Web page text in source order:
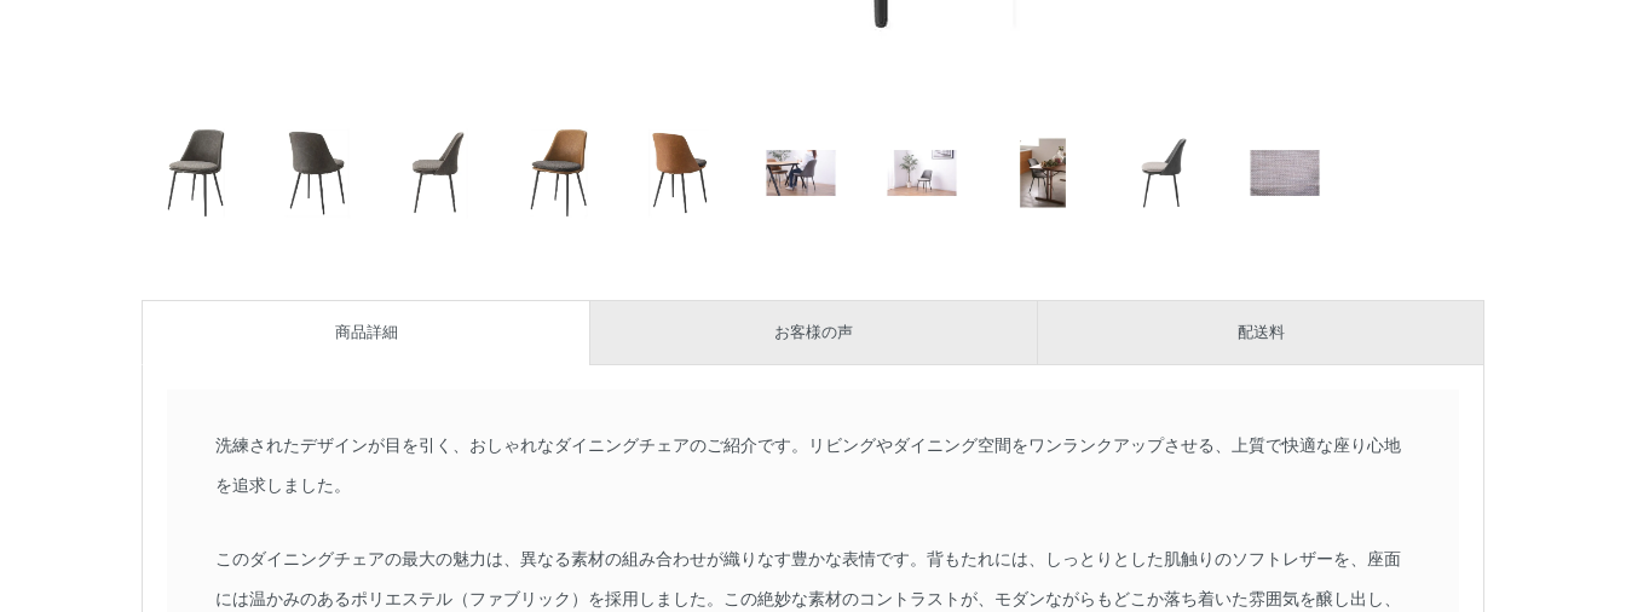
商品詳細 お客様の声 配送料
洗練されたデザインが目を引く、おしゃれなダイニングチェアのご紹介です。リビングやダイニング空間をワンランクアップさせる、上質で快適な座り心地
を追求しました。
このダイニングチェアの最大の魅力は、異なる素材の組み合わせが織りなす豊かな表情です。背もたれには、しっとりとした肌触りのソフトレザーを、座面
には温かみのあるポリエステル（ファブリック）を採用しました。この絶妙な素材のコントラストが、モダンながらもどこか落ち着いた雰囲気を醸し出し、